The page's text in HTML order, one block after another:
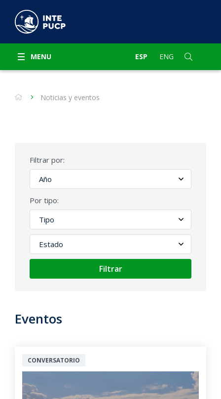
MENU ESP ENG
Noticias y eventos
Filtrar por:
Por tipo:
Filtrar
Eventos
CONVERSATORIO